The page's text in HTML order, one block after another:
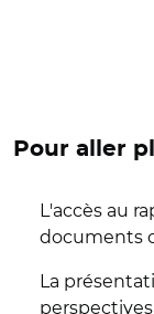
Pour aller
L'accès au
documents
La